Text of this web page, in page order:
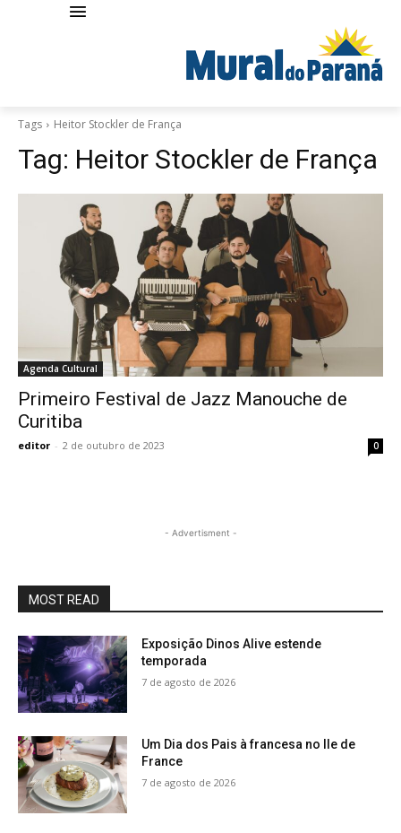
Tags Heitor Stockler de França
Tag: Heitor Stockler de França
Agenda Cultural
Primeiro Festival de Jazz Manouche de
Curitiba
editor - 2 de outubro de 2023 0
- Advertisment -
MOST READ
Exposição Dinos Alive estende
temporada
7 de agosto de 2026
Um Dia dos Pais à francesa no Ile de
France
7 de agosto de 2026